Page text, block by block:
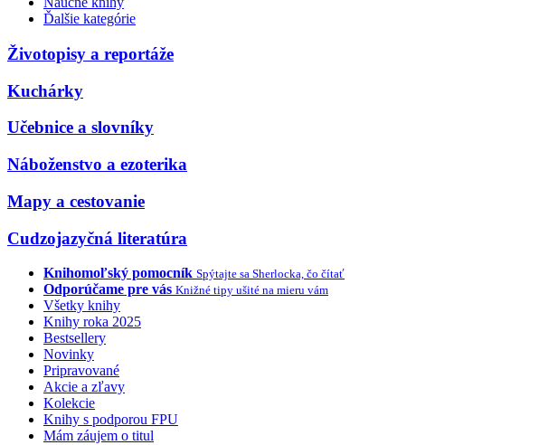
Ďalšie kategórie
Životopisy a reportáže
Kuchárky
Učebnice a slovníky
Náboženstvo a ezoterika
Mapy a cestovanie
Cudzojazyčná literatúra
Knihomoľský pomocník Spýtajte sa Sherlocka, čo čítať
Odporúčame pre vás Knižné tipy ušité na mieru vám
Všetky knihy
Knihy roka 2025
Bestsellery
Novinky
Pripravované
Akcie a zľavy
Kolekcie
Knihy s podporou FPU
Mám záujem o titul